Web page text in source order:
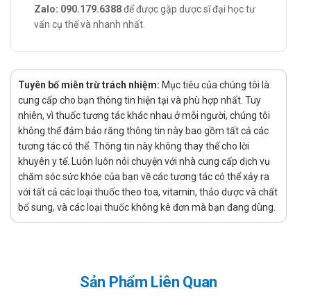
Chỉ định:
Chữa ung nhọt, ban sởi, mày đay, lở ngứa, dị ứng.
Cách dùng – liều dùng của Tiêu độc K/H
Cách dùng:
Sản phẩm dùng đường uống.
Uống trước bữa ăn một giờ.
Liều dùng:
Người lớn: Mỗi lần 30 ml, ngày uống 3 lần.
Trẻ em: Mỗi lần 10 ml, ngày uống 3 lần.
Chống chỉ định của Tiêu độc K/H
Lưu ý khi sử dụng Tiêu độc K/H
Zalo: 090.179.6388để được gặp dược sĩ đại học tư
vấn cụ thể và nhanh nhất.
Tuyên bố miễn trừ trách nhiệm: Mục tiêu của chúng tôi là
cung cấp cho bạn thông tin hiện tại và phù hợp nhất. Tuy
nhiên, vì thuốc tương tác khác nhau ở mỗi người, chúng tôi
không thể đảm bảo rằng thông tin này bao gồm tất cả các
tương tác có thể. Thông tin này không thay thế cho lời
khuyên y tế. Luôn luôn nói chuyện với nhà cung cấp dịch vụ
chăm sóc sức khỏe của bạn về các tương tác có thể xảy ra
với tất cả các loại thuốc theo toa, vitamin, thảo dược và chất
bổ sung, và các loại thuốc không kê đơn mà bạn đang dùng.
Sản Phẩm Liên Quan